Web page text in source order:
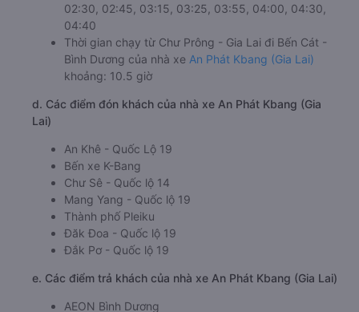
02:30, 02:45, 03:15, 03:25, 03:55, 04:00, 04:30,
04:40
Thời gian chạy từ Chư Prông - Gia Lai đi Bến Cát -
Bình Dương của nhà xe An Phát Kbang (Gia Lai)
khoảng: 10.5 giờ
d. Các điểm đón khách của nhà xe An Phát Kbang (Gia
Lai)
An Khê - Quốc Lộ 19
Bến xe K-Bang
Chư Sê - Quốc lộ 14
Mang Yang - Quốc lộ 19
Thành phố Pleiku
Đăk Đoa - Quốc lộ 19
Đắk Pơ - Quốc lộ 19
e. Các điểm trả khách của nhà xe An Phát Kbang (Gia Lai)
AEON Bình Dương